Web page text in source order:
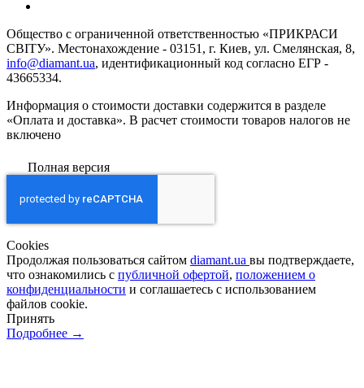
Общество с ограниченной ответственностью «ПРИКРАСИ
СВІТУ». Местонахождение - 03151, г. Киев, ул. Смелянская, 8,
info@diamant.ua, идентификационный код согласно ЕГР -
43665334.
Информация о стоимости доставки содержится в разделе
«Оплата и доставка». В расчет стоимости товаров налогов не
включено
Полная версия
Сookies
Продолжая пользоваться сайтом diamant.ua вы подтверждаете,
что ознакомились с публичной офертой, положением о
конфиденциальности и соглашаетесь с использованием
файлов cookie.
Принять
Подробнее →